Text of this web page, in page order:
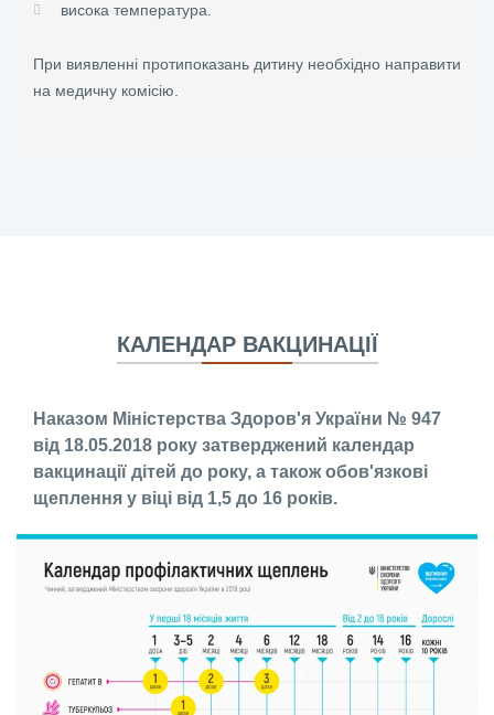
висока температура.
При виявленні протипоказань дитину необхідно направити
на медичну комісію.
КАЛЕНДАР ВАКЦИНАЦІЇ
Наказом Міністерства Здоров'я України № 947
від 18.05.2018 року затверджений календар
вакцинації дітей до року, а також обов'язкові
щеплення у віці від 1,5 до 16 років.